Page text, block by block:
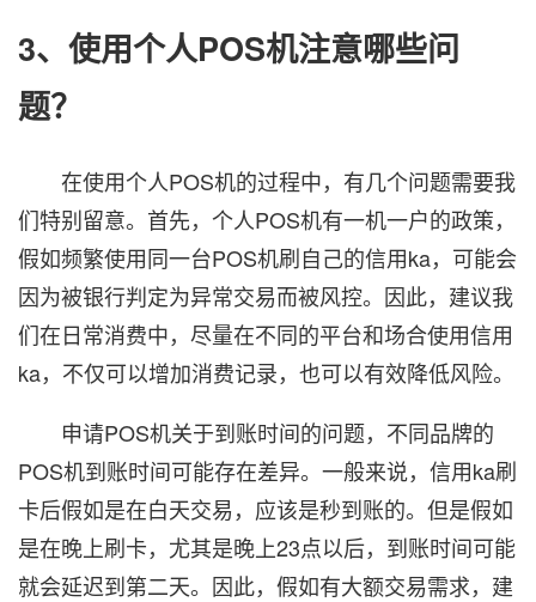
3、使用个人POS机注意哪些问
题？
在使用个人POS机的过程中，有几个问题需要我
们特别留意。首先，个人POS机有一机一户的政策，
假如频繁使用同一台POS机刷自己的信用ka，可能会
因为被银行判定为异常交易而被风控。因此，建议我
们在日常消费中，尽量在不同的平台和场合使用信用
ka，不仅可以增加消费记录，也可以有效降低风险。
申请POS机关于到账时间的问题，不同品牌的
POS机到账时间可能存在差异。一般来说，信用ka刷
卡后假如是在白天交易，应该是秒到账的。但是假如
是在晚上刷卡，尤其是晚上23点以后，到账时间可能
就会延迟到第二天。因此，假如有大额交易需求，建